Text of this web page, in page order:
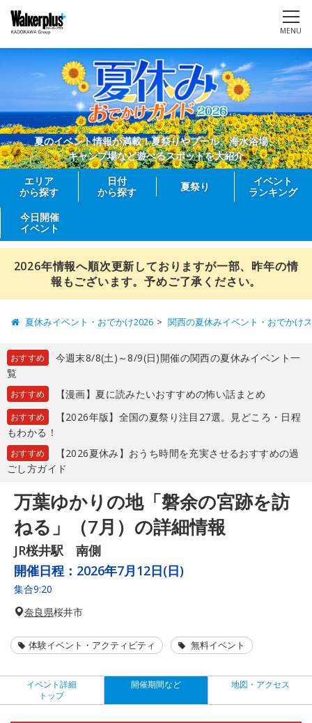
MENU
夏のイベント情報が満載！夏祭りやプール、海水浴場、
キャンプ場など遊べるスポットを大紹介
エリア
から探す
日付
から探す
夏祭り
イベント
ランキング
今日開催
イベント
2026年情報へ順次更新しておりますが一部、昨年の情
報もございます。予めご了承ください。
夏休みイベント・おでかけ2026 関西の夏休みイベント・おでかけ
おすすめ
今週末8/8(土)～8/9(日)開催の関西の夏休みイベント一
覧
おすすめ 【漫画】夏に読みたいおすすめの怖い話まとめ
おすすめ
【2026年版】全国の夏祭り注目27選。見どころ・日程
もわかる！
おすすめ
【2026夏休み】おうち時間を充実させるおすすめの過
ごし方ガイド
万葉ゆかりの地「磐余の宮跡を訪
ねる」（7月）の詳細情報
JR桜井駅 南側
開催日程： 2026年7月12日(日)
集合9:20
奈良県桜井市
体験イベント・アクティビティ 無料イベント
イベント詳細
トップ
開催期間など 地図・アクセス